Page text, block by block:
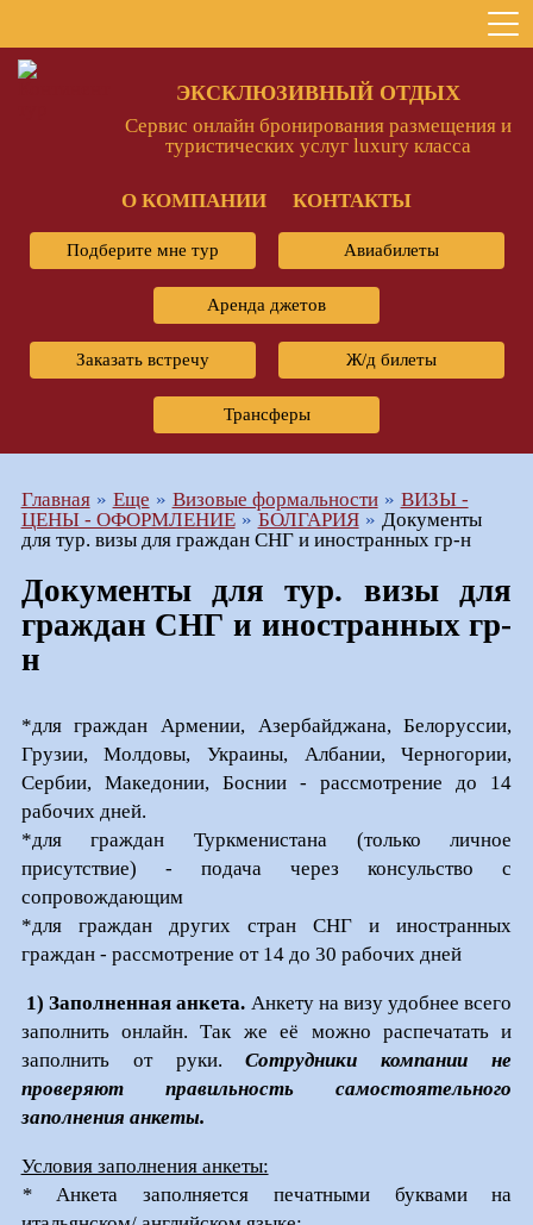
ЭКСКЛЮЗИВНЫЙ ОТДЫХ
Сервис онлайн бронирования размещения и
туристических услуг luxury класса
О КОМПАНИИ КОНТАКТЫ
Подберите мне тур Авиабилеты
Аренда джетов
Заказать встречу Ж/д билеты
Трансферы
Главная Еще Визовые формальности
ВИЗЫ -
ЦЕНЫ - ОФОРМЛЕНИЕ
БОЛГАРИЯ
Документы
для тур. визы для граждан СНГ и иностранных гр-н
Документы для тур. визы для
граждан СНГ и иностранных гр-
н
*для граждан Армении, Азербайджана, Белоруссии,
Грузии, Молдовы, Украины, Албании, Черногории,
Сербии, Македонии, Боснии - рассмотрение до 14
рабочих дней.
*для граждан Туркменистана (только личное
присутствие) - подача через консульство с
сопровождающим
*для граждан других стран СНГ и иностранных
граждан - рассмотрение от 14 до 30 рабочих дней
1) Заполненная анкета. Анкету на визу удобнее всего
заполнить онлайн. Так же её можно распечатать и
заполнить от руки.Сотрудники компании не
проверяют правильность самостоятельного
заполнения анкеты.
Условия заполнения анкеты:
*Анкета заполняется печатными буквами на